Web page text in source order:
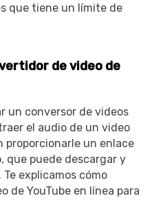
que tiene un límite de
de video de
un conversor de videos
el audio de un video
proporcionarle un enlace
que puede descargar y
explicamos cómo
de YouTube en línea para